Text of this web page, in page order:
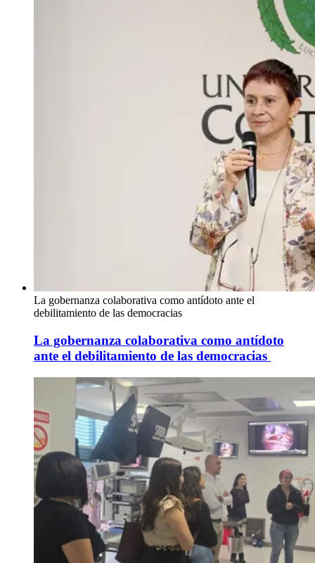
La gobernanza colaborativa como antídoto ante el
debilitamiento de las democracias
La gobernanza colaborativa como antídoto
ante el debilitamiento de las democracias